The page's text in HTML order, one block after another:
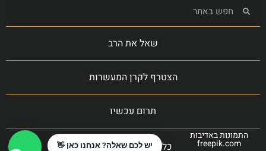
שאל את הרב
הצטרף לקרן המעשרות
תרום עכשיו
התמונות באדיבות
freepik.com כל הזכויות שמורות
יש לכם שאלה? אנחנו כאן 👋